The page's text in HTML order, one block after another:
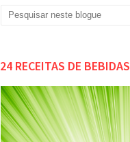
24 RECEITAS DE BEBIDAS